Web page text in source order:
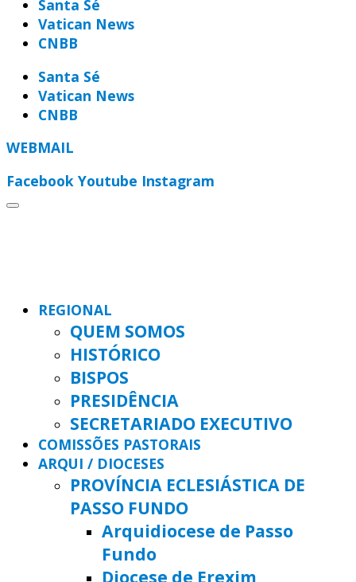
Santa Sé
Vatican News
CNBB
Santa Sé
Vatican News
CNBB
WEBMAIL
Facebook Youtube Instagram
REGIONAL
QUEM SOMOS
HISTÓRICO
BISPOS
PRESIDÊNCIA
SECRETARIADO EXECUTIVO
COMISSÕES PASTORAIS
ARQUI / DIOCESES
PROVÍNCIA ECLESIÁSTICA DE
PASSO FUNDO
Arquidiocese de Passo
Fundo
Diocese de Erexim